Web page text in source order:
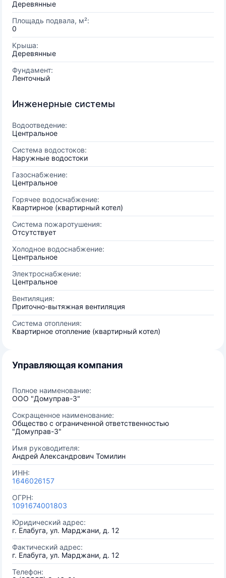
Деревянные
Площадь подвала, м²:
0
Крыша:
Деревянные
Фундамент:
Ленточный
Инженерные системы
Водоотведение:
Центральное
Система водостоков:
Наружные водостоки
Газоснабжение:
Центральное
Горячее водоснабжение:
Квартирное (квартирный котел)
Система пожаротушения:
Отсутствует
Холодное водоснабжение:
Центральное
Электроснабжение:
Центральное
Вентиляция:
Приточно-вытяжная вентиляция
Система отопления:
Квартирное отопление (квартирный котел)
Управляющая компания
Полное наименование:
ООО "Домуправ-3"
Сокращенное наименование:
Общество с ограниченной ответственностью
"Домуправ-3"
Имя руководителя:
Андрей Александрович Томилин
ИНН:
1646026157
ОГРН:
1091674001803
Юридический адрес:
г. Елабуга, ул. Марджани, д. 12
Фактический адрес:
г. Елабуга, ул. Марджани, д. 12
Телефон: